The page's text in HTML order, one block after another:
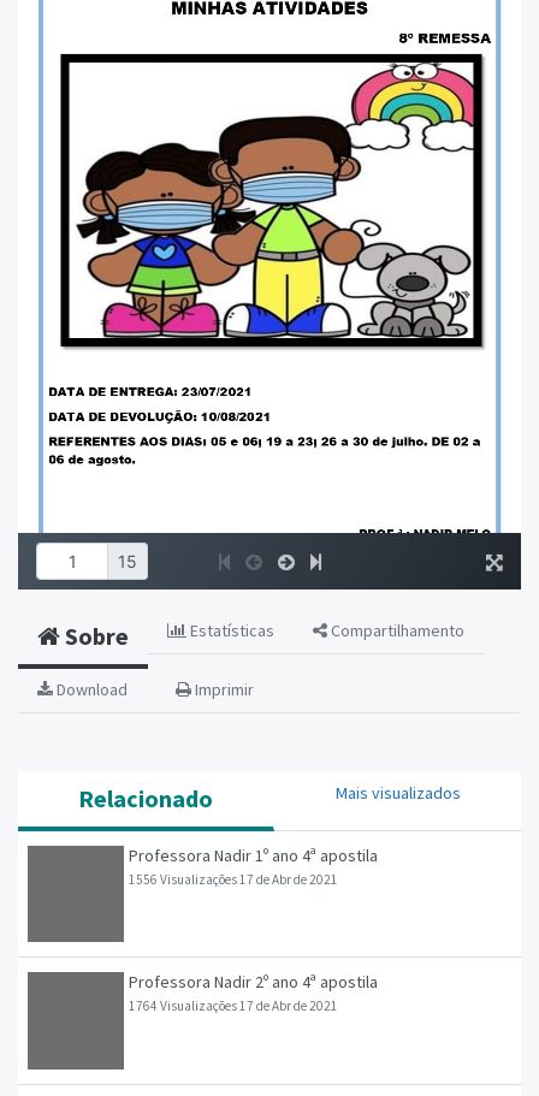
Relacionado Mais visualizados
Professora Nadir 1º ano 4ª apostila
1556 Visualizações17 de Abr de 2021
Professora Nadir 2º ano 4ª apostila
1764 Visualizações17 de Abr de 2021
Sobre Estatísticas Compartilhamento
Download Imprimir